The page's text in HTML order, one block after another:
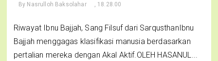
By Nasrulloh Baksolahar , 18.28.00
Riwayat Ibnu Bajjah, Sang Filsuf dari SarqusthanIbnu
Bajjah menggagas klasifikasi manusia berdasarkan
pertalian mereka dengan Akal Aktif.OLEH HASANUL...